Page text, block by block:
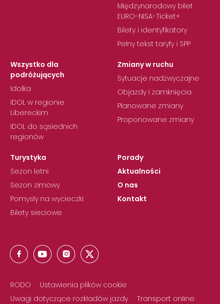
Międzynarodowy bilet
EURO-NISA-Ticket+
Bilety i identyfikatory
Pełny tekst taryfy i SPP
Wszystko dla
podróżujących
Idolka
IDOL w regionie
Libereckim
IDOL do sąsiednich
regionów
Zmiany w ruchu
Sytuacje nadzwyczajne
Objazdy i zamknięcia
Planowane zmiany
Proponowane zmiany
Turystyka
Sezon letni
Sezon zimowy
Pomysły na wycieczki
Bilety sieciowe
Porady
Aktualności
O nas
Kontakt
RODO
Ustawienia plików cookie
Uwagi dotyczące rozkładów jazdy
Transport online